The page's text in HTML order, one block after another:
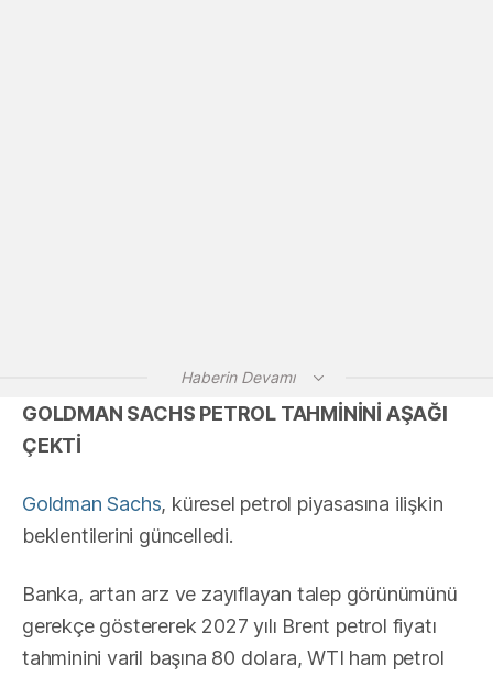
Haberin Devamı
GOLDMAN SACHS PETROL TAHMİNİNİ AŞAĞI
ÇEKTİ
Goldman Sachs, küresel petrol piyasasına ilişkin
beklentilerini güncelledi.
Banka, artan arz ve zayıflayan talep görünümünü
gerekçe göstererek 2027 yılı Brent petrol fiyatı
tahminini varil başına 80 dolara, WTI ham petrol